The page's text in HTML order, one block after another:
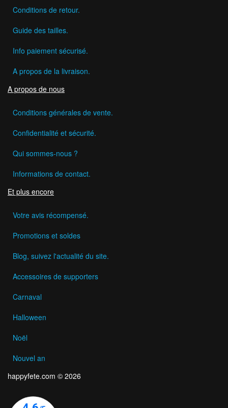
Conditions de retour.
Guide des tailles.
Info paiement sécurisé.
A propos de la livraison.
A propos de nous
Conditions générales de vente.
Confidentialité et sécurité.
Qui sommes-nous ?
Informations de contact.
Et plus encore
Votre avis récompensé.
Promotions et soldes
Blog, suivez l'actualité du site.
Accessoires de supporters
Carnaval
Halloween
Noël
Nouvel an
happyfete.com © 2026